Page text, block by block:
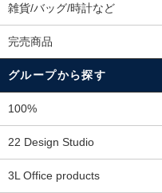
雑貨/バッグ/時計など
完売商品
グループから探す
100%
22 Design Studio
3L Office products